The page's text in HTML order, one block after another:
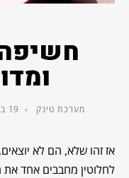
מערכת טינק 19 במרץ, 2015
אז זהו שלא, הם לא
לחלוטין מחבבים אחד את